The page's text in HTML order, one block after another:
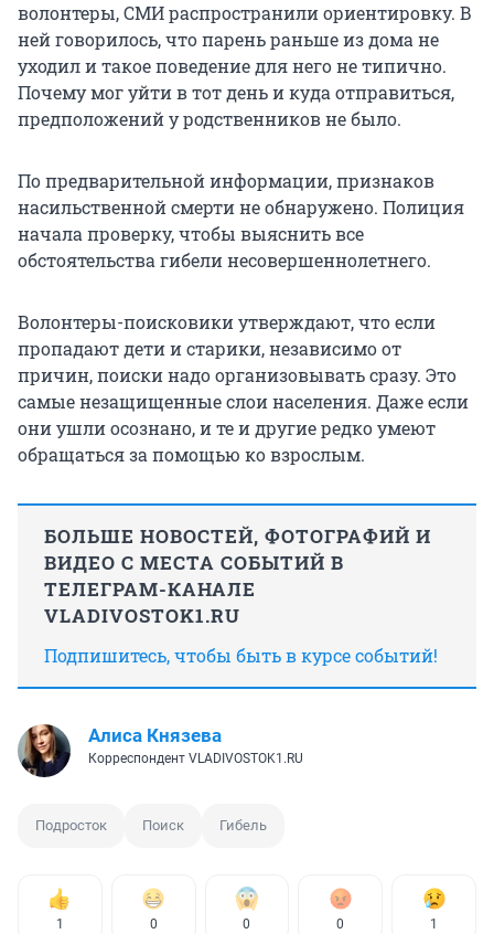
волонтеры, СМИ распространили ориентировку. В
ней говорилось, что парень раньше из дома не
уходил и такое поведение для него не типично.
Почему мог уйти в тот день и куда отправиться,
предположений у родственников не было.
По предварительной информации, признаков
насильственной смерти не обнаружено. Полиция
начала проверку, чтобы выяснить все
обстоятельства гибели несовершеннолетнего.
Волонтеры-поисковики утверждают, что если
пропадают дети и старики, независимо от
причин, поиски надо организовывать сразу. Это
самые незащищенные слои населения. Даже если
они ушли осознано, и те и другие редко умеют
обращаться за помощью ко взрослым.
БОЛЬШЕ НОВОСТЕЙ, ФОТОГРАФИЙ И
ВИДЕО С МЕСТА СОБЫТИЙ В
ТЕЛЕГРАМ-КАНАЛЕ
VLADIVOSTOK1.RU
Подпишитесь, чтобы быть в курсе событий!
Алиса Князева
Корреспондент VLADIVOSTOK1.RU
Подросток Поиск Гибель
1 0 0 0 1